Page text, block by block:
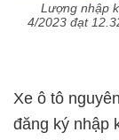
Lượng nhập
4/2023 đạt
Xe ô tô
đăng ký nhập